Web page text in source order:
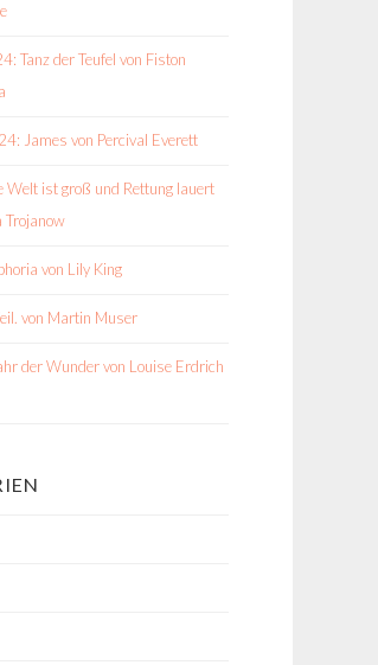
Tanz der Teufel von Fiston
James von Percival Everett
Welt ist groß und Rettung lauert
Trojanow
von Lily King
von Martin Muser
der Wunder von Louise Erdrich